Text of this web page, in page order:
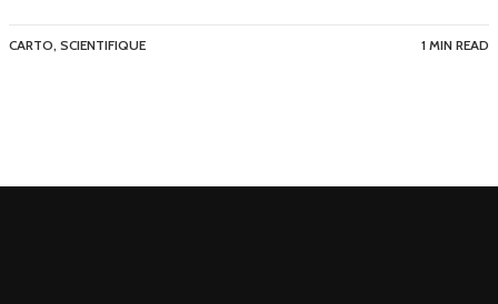
CARTO, SCIENTIFIQUE 1 MIN READ